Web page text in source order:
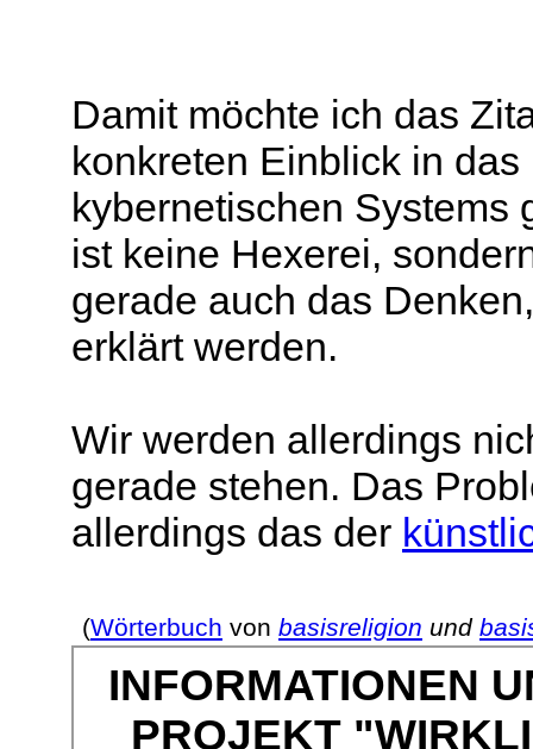
Damit möchte ich das
konkreten Einblick in
kybernetischen Systems
ist keine Hexerei,
gerade auch das
erklärt werden.
Wir werden allerdings
gerade stehen. Das
allerdings das der
(Wörterbuch von basisreligion und